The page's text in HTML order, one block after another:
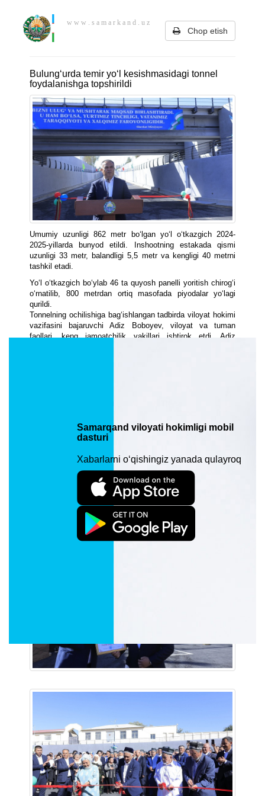
w w w . s a m a r k a n d . u z
Chop etish
Bulung‘urda temir yo‘l kesishmasidagi tonnel
foydalanishga topshirildi
Umumiy uzunligi 862 metr bo‘lgan yo‘l o‘tkazgich 2024-
2025-yillarda bunyod etildi. Inshootning estakada qismi
uzunligi 33 metr, balandligi 5,5 metr va kengligi 40 metrni
tashkil etadi.
Yo‘l o‘tkazgich bo‘ylab 46 ta quyosh panelli yoritish chirog‘i
o‘rnatilib, 800 metrdan ortiq masofada piyodalar yo‘lagi
qurildi.
Tonnelning ochilishiga bag‘ishlangan tadbirda viloyat hokimi
vazifasini bajaruvchi Adiz Boboyev, viloyat va tuman
faollari, keng jamoatchilik vakillari ishtirok etdi. Adiz
boshqa favqulodda vaziyatlar yuzaga kelganda
muammolarni keltirib chiqargan. Ushbu zamonaviy
munosib bayram tuhfasi bo‘ldi,- dedi Adiz Boboyev.
Ma’lumot o‘rnida aytish kerakki, tonnel qurilishiga 80 milliard
so‘m mablag‘ yo‘naltirildi.
Tadbirda qurilish ishlarida faollik ko‘rsatgan quruvchilarga
viloyat hokimligining tashakkurnoma va sovg‘alari
Samarqand viloyati hokimligi mobil
dasturi
Xabarlarni o‘qishingiz yanada qulayroq